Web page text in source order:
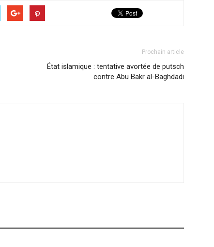
Prochain article
État islamique : tentative avortée de putsch
contre Abu Bakr al-Baghdadi